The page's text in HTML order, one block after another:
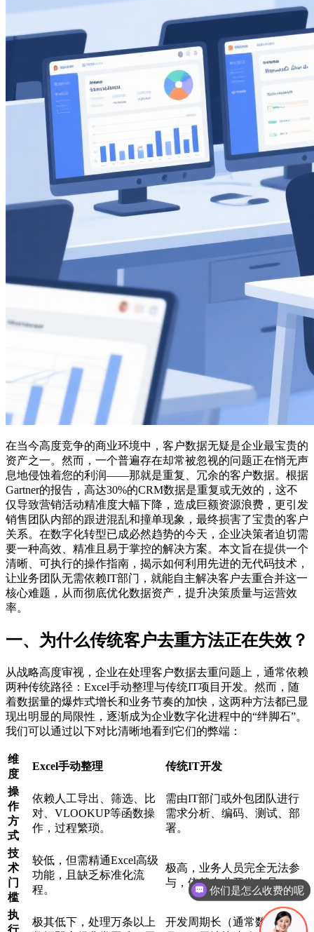
在当今高度竞争的商业环境中，客户数据无疑是企业最宝贵的
资产之一。然而，一个普遍存在却常被忽视的问题正在悄无声
息地侵蚀着您的利润——那就是重复、冗余的客户数据。根据
Gartner的报告，高达30%的CRM数据是重复或无效的，这不
仅导致营销活动精准度大幅下降，造成巨额资源浪费，更引发
销售团队内部的跟进混乱和撞单现象，最终损害了宝贵的客户
关系。在数字化转型已成必然趋势的今天，企业决策者迫切需
要一种高效、精准且易于掌控的解决方案。本文旨在提供一个
清晰、可执行的操作指南，揭示如何利用先进的无代码技术，
让业务团队无需依赖IT部门，就能自主解决客户去重合并这一
核心难题，从而彻底优化数据资产，提升决策质量与运营效
率。
一、为什么传统客户去重方法正在失效？
从战略高度审视，企业在处理客户数据去重问题上，通常依赖
两种传统路径：Excel手动整理与传统IT项目开发。然而，随
着数据量的爆炸式增长和业务节奏的加快，这两种方法都已显
现出明显的局限性，逐渐成为企业数字化进程中的“绊脚石”。
我们可以通过以下对比清晰地看到它们的弊端：
维
度
Excel手动整理 传统IT开发
操
作
方
式
依赖人工导出、筛选、比
对、VLOOKUP等函数操
作，过程繁琐。
需由IT部门或外包团队进行
需求分析、编码、测试、部
署。
技
术
门
槛
较低，但需精通Excel高级
功能，且缺乏标准化流
程。
极高，业务人员完全无法参
与，依赖专业开发人员。
执
极其低下，处理万条以上
开发周期长（通常数周至数
你们是怎么收费的呢
现在有优惠活动吗